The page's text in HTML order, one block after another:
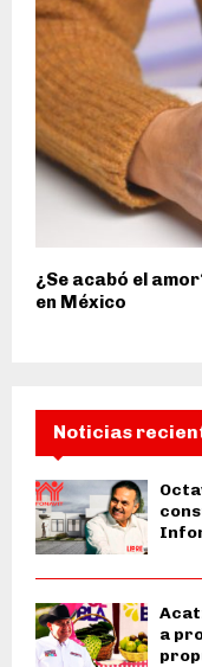
¿Se acabó el
en México
Noticias
a